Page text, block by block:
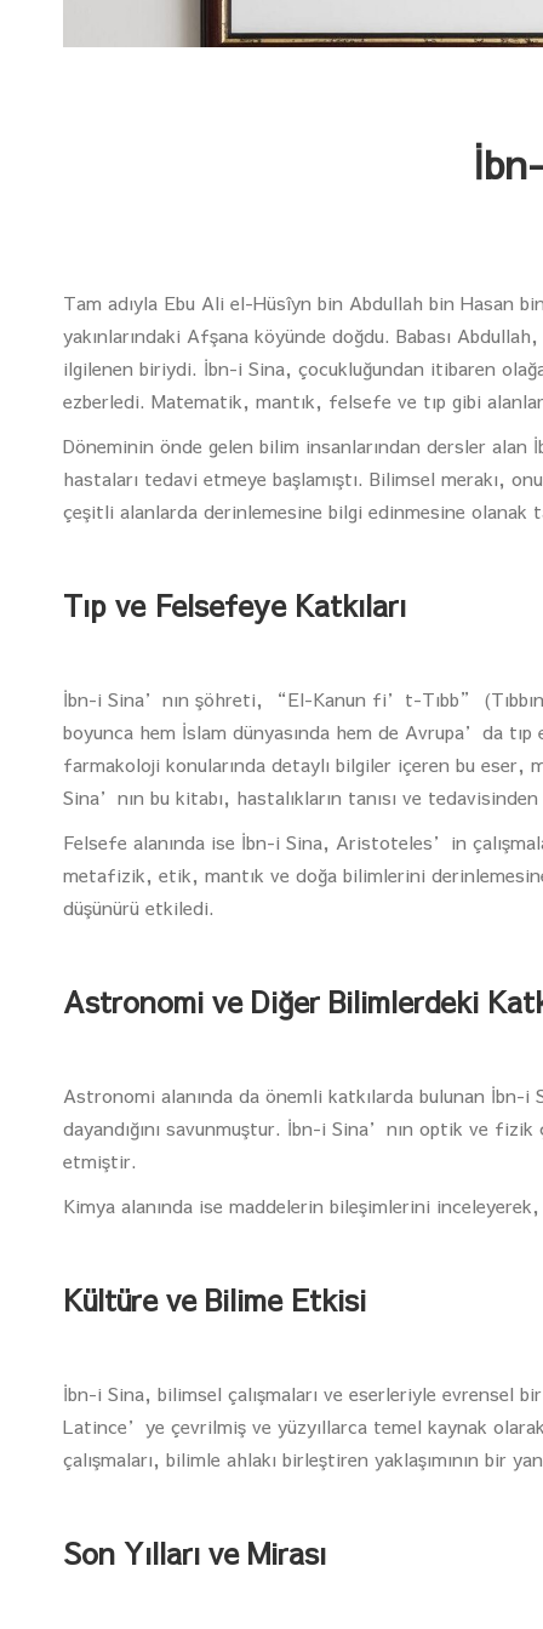
Tam adıyla Ebu Ali el-Hüsîyn bin Abdullah bin Hasan
yakınlarındaki Afşana köyünde doğdu. Babası
ilgilenen biriydi. İbn-i Sina, çocukluğundan itibaren
ezberledi. Matematik, mantık, felsefe ve tıp gibi
Döneminin önde gelen bilim insanlarından dersler alan
hastaları tedavi etmeye başlamıştı. Bilimsel merakı,
çeşitli alanlarda derinlemesine bilgi edinmesine olanak
Tıp ve Felsefeye Katkıları
İbn-i Sina’nın şöhreti, “El-Kanun fi’t-Tıbb” (Tıbbın
boyunca hem İslam dünyasında hem de Avrupa’da
farmakoloji konularında detaylı bilgiler içeren bu eser,
Sina’nın bu kitabı, hastalıkların tanısı ve
Felsefe alanında ise İbn-i Sina, Aristoteles’in
metafizik, etik, mantık ve doğa bilimlerini
düşünürü etkiledi.
Astronomi ve Diğer Bilimlerdeki
Astronomi alanında da önemli katkılarda bulunan İbn-i
dayandığını savunmuştur. İbn-i Sina’nın optik ve
etmiştir.
Kimya alanında ise maddelerin bileşimlerini
Kültüre ve Bilime Etkisi
İbn-i Sina, bilimsel çalışmaları ve eserleriyle evrensel
Latince’ye çevrilmiş ve yüzyıllarca temel kaynak
çalışmaları, bilimle ahlakı birleştiren yaklaşımının bir
Son Yılları ve Mirası